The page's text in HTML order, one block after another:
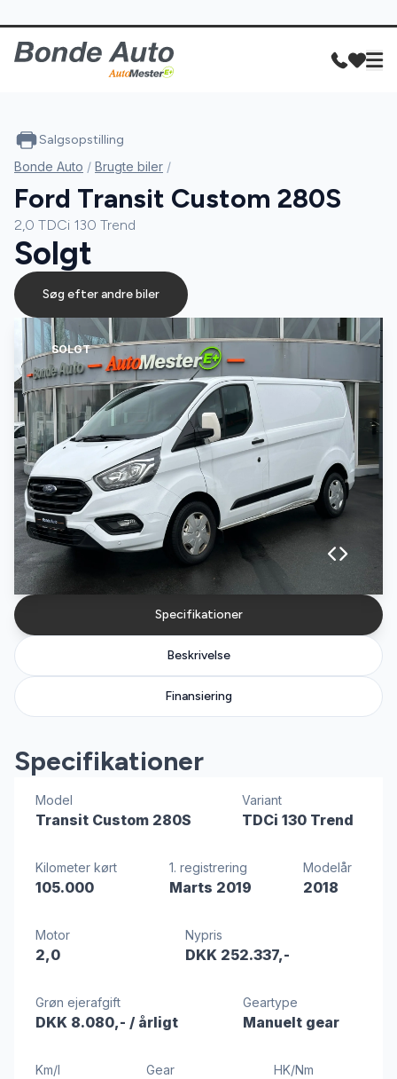
SOLGT
Specifikationer
Beskrivelse
Finansiering
Specifikationer
Model
Transit Custom 280S
Variant
TDCi 130 Trend
Kilometer kørt
105.000
1. registrering
Marts 2019
Modelår
2018
Motor
2,0
Nypris
DKK 252.337,-
Grøn ejerafgift
DKK 8.080,- / årligt
Geartype
Manuelt gear
Km/l Gear HK/Nm
Salgsopstilling
Bonde Auto / Brugte biler /
Ford Transit Custom 280S
2,0 TDCi 130 Trend
Solgt
Søg efter andre biler